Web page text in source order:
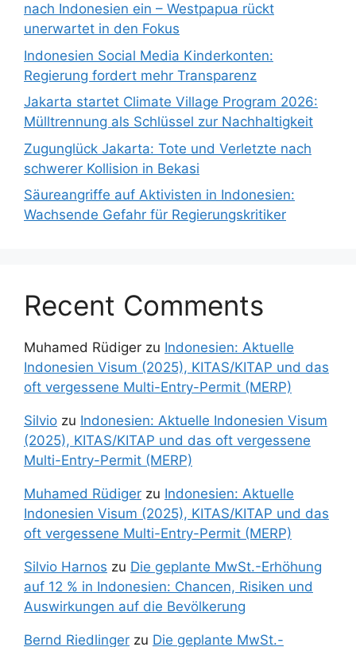
nach Indonesien ein – Westpapua rückt
unerwartet in den Fokus
Indonesien Social Media Kinderkonten:
Regierung fordert mehr Transparenz
Jakarta startet Climate Village Program 2026:
Mülltrennung als Schlüssel zur Nachhaltigkeit
Zugunglück Jakarta: Tote und Verletzte nach
schwerer Kollision in Bekasi
Säureangriffe auf Aktivisten in Indonesien:
Wachsende Gefahr für Regierungskritiker
Recent Comments
Muhamed Rüdiger zu Indonesien: Aktuelle
Indonesien Visum (2025), KITAS/KITAP und das
oft vergessene Multi-Entry-Permit (MERP)
Silvio zu Indonesien: Aktuelle Indonesien Visum
(2025), KITAS/KITAP und das oft vergessene
Multi-Entry-Permit (MERP)
Muhamed Rüdiger zu Indonesien: Aktuelle
Indonesien Visum (2025), KITAS/KITAP und das
oft vergessene Multi-Entry-Permit (MERP)
Silvio Harnos zu Die geplante MwSt.-Erhöhung
auf 12 % in Indonesien: Chancen, Risiken und
Auswirkungen auf die Bevölkerung
Bernd Riedlinger zu Die geplante MwSt.-